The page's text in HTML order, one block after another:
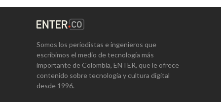
Somos los periodistas e ingenieros que
escribimos el medio de tecnología más
importante de Colombia, ENTER, que le ofrece
contenido sobre tecnología y cultura digital
desde 1996.